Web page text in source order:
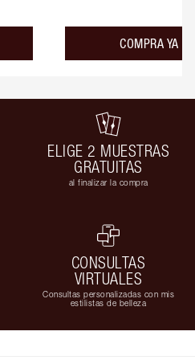
COMPRA YA
ELIGE 2 MUESTRAS
GRATUITAS
al finalizar la compra
CONSULTAS
VIRTUALES
Consultas personalizadas con mis
estilistas de belleza